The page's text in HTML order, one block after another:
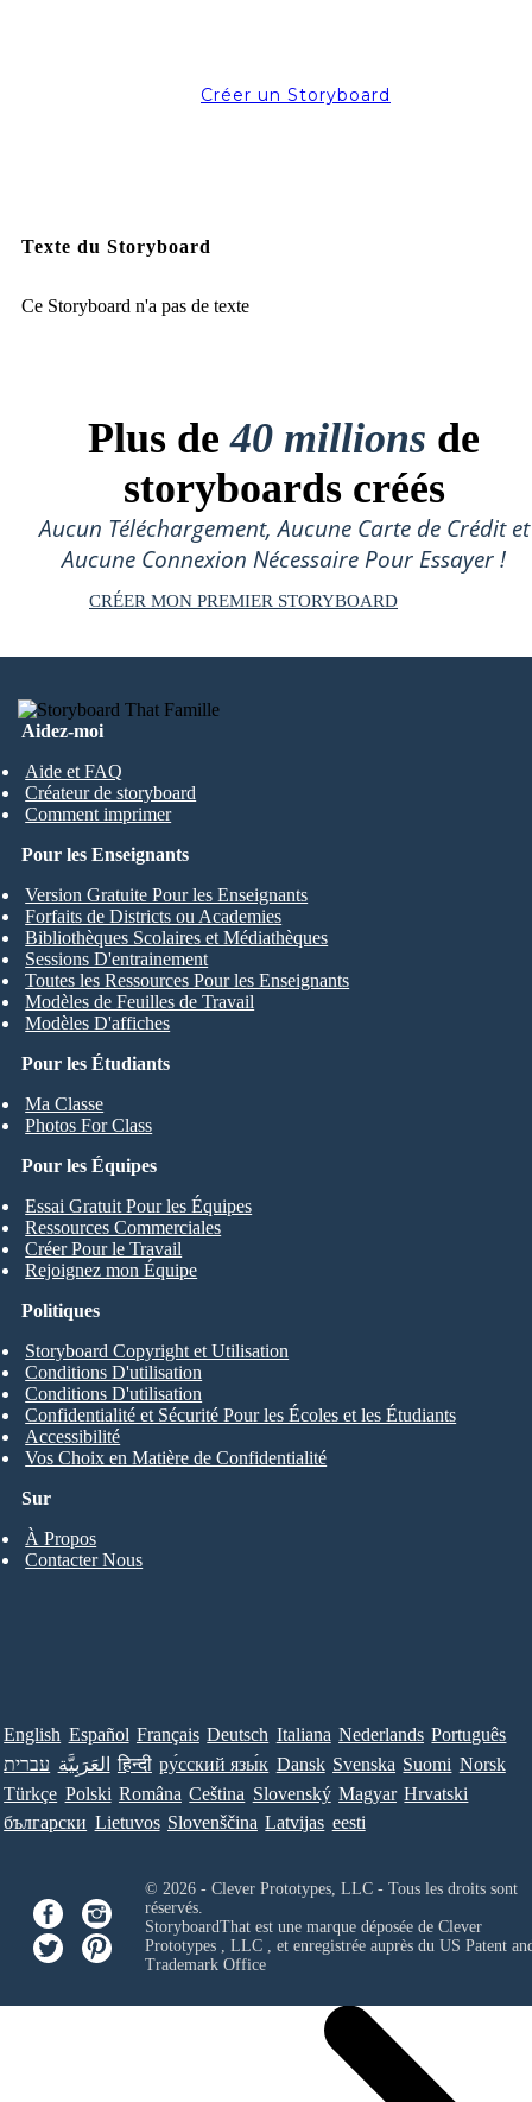
Créer un Storyboard
Texte du Storyboard
Ce Storyboard n'a pas de texte
Plus de40 millions de
storyboards créés
Aucun Téléchargement, Aucune Carte de Crédit et
Aucune Connexion Nécessaire Pour Essayer !
CRÉER MON PREMIER STORYBOARD
Aidez-moi
Aide et FAQ
Créateur de storyboard
Comment imprimer
Pour les Étudiants
Ma Classe
Photos For Class
Pour les Enseignants
Version Gratuite Pour les Enseignants
Forfaits de Districts ou Academies
Bibliothèques Scolaires et Médiathèques
Sessions D'entrainement
Toutes les Ressources Pour les Enseignants
Modèles de Feuilles de Travail
Modèles D'affiches
Pour les Équipes
Essai Gratuit Pour les Équipes
Ressources Commerciales
Créer Pour le Travail
Rejoignez mon Équipe
Sur
À Propos
Contacter Nous
Politiques
Storyboard Copyright et Utilisation
Conditions D'utilisation
Conditions D'utilisation
Confidentialité et Sécurité Pour les Écoles et les Étudiants
Accessibilité
Vos Choix en Matière de Confidentialité
English Español Français Deutsch Italiana Nederlands Português
עברית العَرَبِيَّة हिन्दी ру́сский язы́к Dansk Svenska Suomi Norsk
Türkçe Polski Româna Ceština Slovenský Magyar Hrvatski
български Lietuvos Slovenščina Latvijas eesti
© 2026 - Clever Prototypes, LLC - Tous les droits sont
réservés.
StoryboardThat est une marque déposée de Clever
Prototypes , LLC, et enregistrée auprès du US Patent
Trademark Office